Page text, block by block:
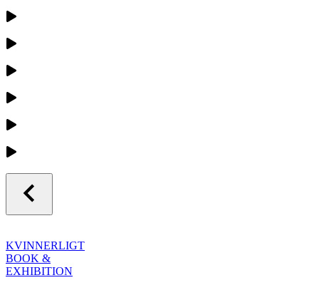
KVINNERLIGT
BOOK &
EXHIBITION